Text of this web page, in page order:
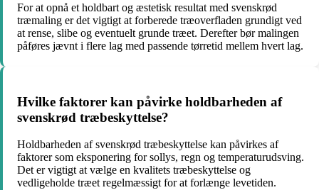
For at opnå et holdbart og æstetisk resultat med svenskrød
træmaling er det vigtigt at forberede træoverfladen grundigt ved
at rense, slibe og eventuelt grunde træet. Derefter bør malingen
påføres jævnt i flere lag med passende tørretid mellem hvert lag.
Hvilke faktorer kan påvirke holdbarheden af
svenskrød træbeskyttelse?
Holdbarheden af svenskrød træbeskyttelse kan påvirkes af
faktorer som eksponering for sollys, regn og temperaturudsving.
Det er vigtigt at vælge en kvalitets træbeskyttelse og
vedligeholde træet regelmæssigt for at forlænge levetiden.